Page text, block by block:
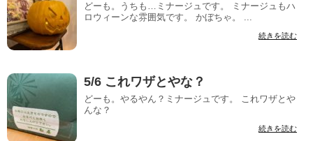
どーも。うちも…ミナージュです。 ミナージュもハ
ロウィーンな雰囲気です。 かぼちゃ。 ...
続きを読む
5/6 これワザとやな？
どーも。やるやん？ミナージュです。 これワザとや
んな？
続きを読む